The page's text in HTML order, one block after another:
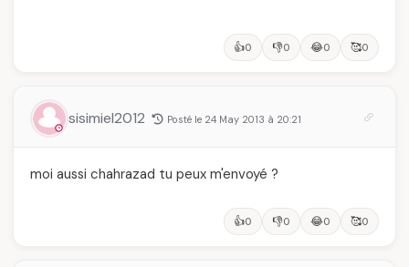
👍0 👎0 😂0 🥰0
sisimiel2012 Posté le 24 May 2013 à 20:21
moi aussi chahrazad tu peux m'envoyé ?
👍0 👎0 😂0 🥰0